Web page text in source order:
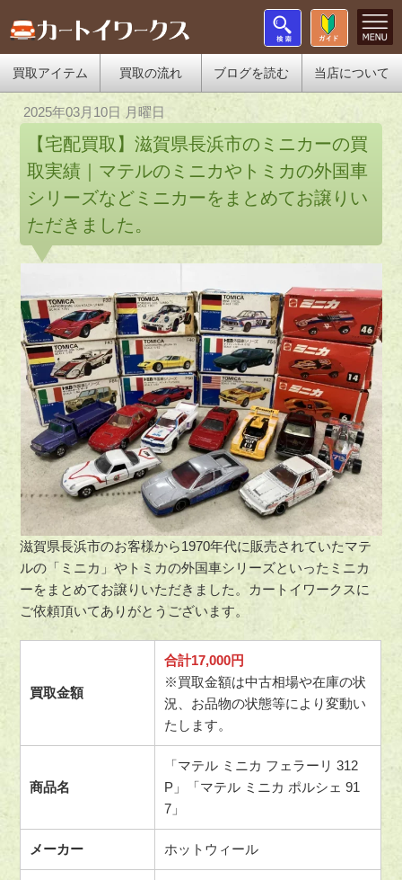
買取アイテム 買取の流れ ブログを読む 当店について
2025年03月10日 月曜日
【宅配買取】滋賀県長浜市のミニカーの買
取実績｜マテルのミニカやトミカの外国車
シリーズなどミニカーをまとめてお譲りい
ただきました。
滋賀県長浜市のお客様から1970年代に販売されていたマテ
ルの「ミニカ」やトミカの外国車シリーズといったミニカ
ーをまとめてお譲りいただきました。カートイワークスに
ご依頼頂いてありがとうございます。
買取金額
合計17,000円
※買取金額は中古相場や在庫の状
況、お品物の状態等により変動い
たします。
商品名
「マテル ミニカ フェラーリ 312
P」「マテル ミニカ ポルシェ 91
7」
メーカー ホットウィール